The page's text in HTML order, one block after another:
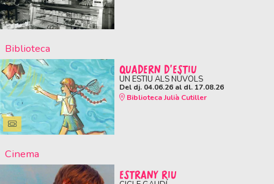
Biblioteca
QUADERN D'ESTIU
UN ESTIU ALS NÚVOLS
Del dj. 04.06.26al dl. 17.08.26
Biblioteca Julià Cutiller
Cinema
ESTRANY RIU